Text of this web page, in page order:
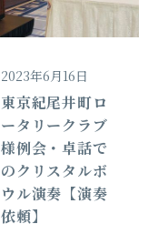
2023年6月16日
東京紀尾井町ロ
ータリークラブ
様例会・卓話で
のクリスタルボ
ウル演奏【演奏
依頼】